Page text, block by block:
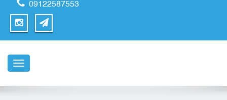
09122587553
ناوبری